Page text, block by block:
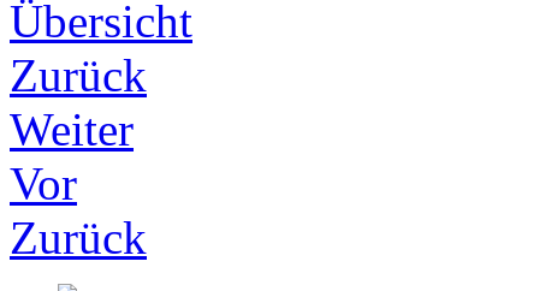
Übersicht
Zurück
Weiter
Vor
Zurück